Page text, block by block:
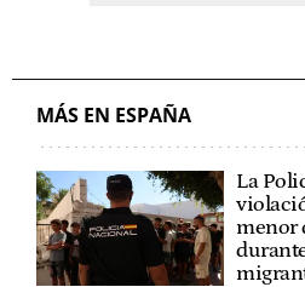
MÁS EN ESPAÑA
La
menor